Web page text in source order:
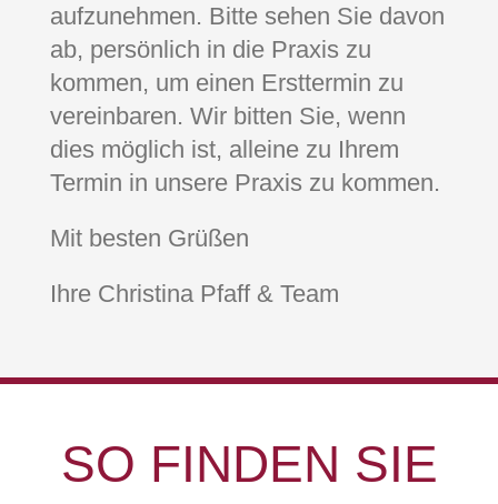
aufzunehmen. Bitte sehen Sie davon
ab, persönlich in die Praxis zu
kommen, um einen Ersttermin zu
vereinbaren. Wir bitten Sie, wenn
dies möglich ist, alleine zu Ihrem
Termin in unsere Praxis zu kommen.
Mit besten Grüßen
Ihre Christina Pfaff & Team
SO FINDEN SIE